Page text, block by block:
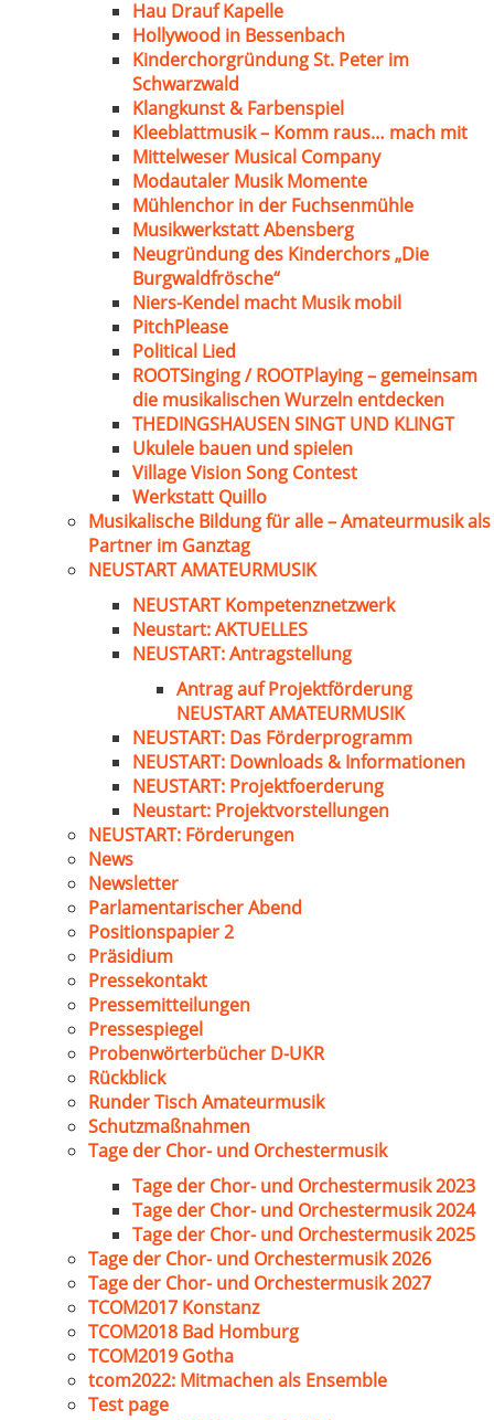
Hau Drauf Kapelle
Hollywood in Bessenbach
Kinderchorgründung St. Peter im
Schwarzwald
Klangkunst & Farbenspiel
Kleeblattmusik – Komm raus… mach mit
Mittelweser Musical Company
Modautaler Musik Momente
Mühlenchor in der Fuchsenmühle
Musikwerkstatt Abensberg
Neugründung des Kinderchors „Die
Burgwaldfrösche“
Niers-Kendel macht Musik mobil
PitchPlease
Political Lied
ROOTSinging / ROOTPlaying – gemeinsam
die musikalischen Wurzeln entdecken
THEDINGSHAUSEN SINGT UND KLINGT
Ukulele bauen und spielen
Village Vision Song Contest
Werkstatt Quillo
Musikalische Bildung für alle – Amateurmusik als
Partner im Ganztag
NEUSTART AMATEURMUSIK
NEUSTART Kompetenznetzwerk
Neustart: AKTUELLES
NEUSTART: Antragstellung
Antrag auf Projektförderung
NEUSTART AMATEURMUSIK
NEUSTART: Das Förderprogramm
NEUSTART: Downloads & Informationen
NEUSTART: Projektfoerderung
Neustart: Projektvorstellungen
NEUSTART: Förderungen
News
Newsletter
Parlamentarischer Abend
Positionspapier 2
Präsidium
Pressekontakt
Pressemitteilungen
Pressespiegel
Probenwörterbücher D-UKR
Rückblick
Runder Tisch Amateurmusik
Schutzmaßnahmen
Tage der Chor- und Orchestermusik
Tage der Chor- und Orchestermusik 2023
Tage der Chor- und Orchestermusik 2024
Tage der Chor- und Orchestermusik 2025
Tage der Chor- und Orchestermusik 2026
Tage der Chor- und Orchestermusik 2027
TCOM2017 Konstanz
TCOM2018 Bad Homburg
TCOM2019 Gotha
tcom2022: Mitmachen als Ensemble
Test page